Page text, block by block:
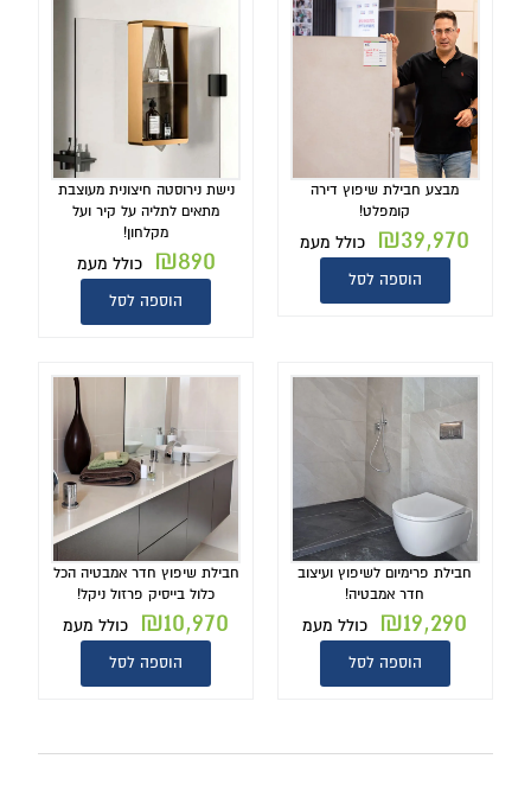
מבצע חבילת שיפוץ דירה
קומפלט!
₪39,970 כולל מעמ
הוספה לסל
נישת נירוסטה חיצונית מעוצבת
מתאים לתליה על קיר ועל
מקלחון!
₪890 כולל מעמ
הוספה לסל
חבילת פרימיום לשיפוץ ועיצוב
חדר אמבטיה!
₪19,290 כולל מעמ
הוספה לסל
חבילת שיפוץ חדר אמבטיה הכל
כלול בייסיק פרזול ניקל!
₪10,970 כולל מעמ
הוספה לסל